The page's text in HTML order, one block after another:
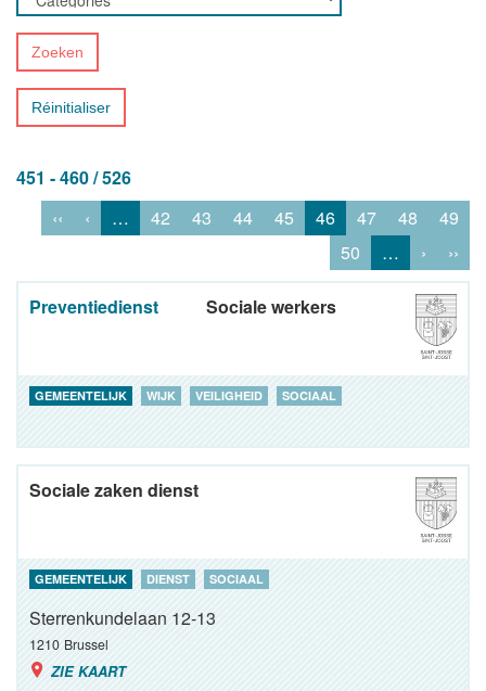
Zoeken
Réinitialiser
451 - 460 / 526
‹‹
‹ … 42 43 44 45 46 47 48
49
50
… › ››
Preventiedienst Sociale werkers
GEMEENTELIJK WIJK VEILIGHEID SOCIAAL
Sociale zaken dienst
GEMEENTELIJK DIENST SOCIAAL
Sterrenkundelaan 12-13
1210 Brussel
ZIE KAART